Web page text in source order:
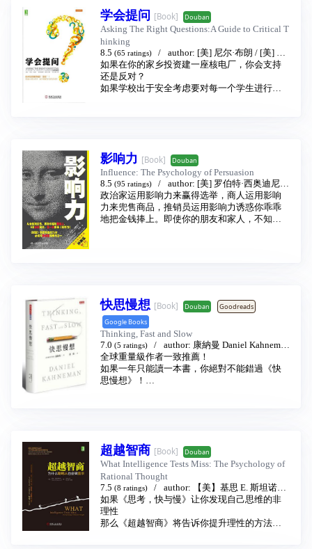
慢慢积累得到。
也许目前我们自身对于心理学的认识还只是伪
科学信念系统的产物，借助本书的科学观念，
我们可以去伪存真，更好地理解人类行为的本
质，弄清什么才是真正的心理学。
学习好或读书多的孩子都不擅长交际和体育；
低自尊导致攻击行为；
孩子会给父母带来幸福；
……
如今，各种伪心理学的论调充斥了我们的媒
体、我们的生活以及我们的书架，一个经营伪
科学信念系统的巨大产业正在兴起，这一信念
系统出于既得利益的考虑， 总是想让大众相
信，无论什么都能纳入心理学的范畴。
翻开本书，让心理学大师教你如何站在批判性
学会提问 [Book] Douban
Asking The Right Questions:A Guide to Critical T
hinking
8.5 (65 ratings) author: [美] 尼尔·布朗 / [美] 斯
图尔特·基利
translator:吴礼敬
publishing
house:机械工业出版社
如果在你的家乡投资建一座核电厂，你会支持
还是反对？
如果学校出于安全考虑要对每一个学生进行安
的吗？
所有这些问题背后，你自己的观点是什么？你
的理由是什么？有确凿的证据来证实吗？
在一个被泛滥信息包围的时代，每时每刻都会
遇到各种问题，大到涉及世界经济发展趋势，
小到个人生活的决策。面对别人兜售的观点
自己的观点吗？还是只把声高当有理？一遇到
别人提出相反的观点时，就认为别人是没事找
茬，有意和自己过不去，甚至为此恼火：他为
什么横竖不肯接受我的观点？
过于感情投入，最大危险就是你可能没法识别
谬误和操纵。遇到一个难回答的问题，将它直
接枪毙掉比仔细思考然后做出回答要容易得
多，而且，这样做一定让你显得一言九鼎霸气
值观和我们背道而驰的人的分析推理方式，克
服偏见对判断的影响，这样才有可能得出更为
正确、理性的结论。
我们需要靠自己去问为什么！擦亮双眼看清世
界！
影响力 [Book] Douban
Influence: The Psychology of Persuasion
8.5 (95 ratings) author: [美] 罗伯特·西奥迪尼
translator:陈叙 publishing house:中国人
民大学出版社
2006 - 5
政治家运用影响力来赢得选举，商人运用影响
力来兜售商品，推销员运用影响力诱惑你乖乖
地把金钱捧上。即使你的朋友和家人，不知不
们总是容易上当受骗。隐藏在冲动地顺从他人
行为背后的6大心理秘笈，正是这一切的根源。
那些劝说高手们，总是熟练地运用它们，让我
们就范。
快思慢想 [Book] Douban
Goodreads
Google Books
Thinking, Fast and Slow
7.0 (5 ratings) author: 康納曼 Daniel Kahneman
translator:洪蘭 publishing house:
化
2012 - 10
全球重量級作者一致推薦！
如果一年只能讀一本書，你絕對不能錯過《快
思慢想》！
大腦思考運作的「思考聖經」。
不僅可能改變你的思維方式，甚至改變你的工
作、生活與人生。
Amazon、《紐約時報》、《華爾街日報》、
《經濟學人》年度選書
認知科學權威洪蘭教授「六親不認、迫不及待
想把它譯完，介紹給讀者看」、
超越智商 [Book] Douban
What Intelligence Tests Miss: The Psychology of
Rational Thought
7.5 (8 ratings) author:
【美】基思 E. 斯坦诺维
奇（Keith E. Stanovich）
translator:张斌 译
阳志平 审校
社
2015 - 9
如果《思考，快与慢》让你发现自己思维的非
理性
那么《超越智商》将告诉你提升理性的方法